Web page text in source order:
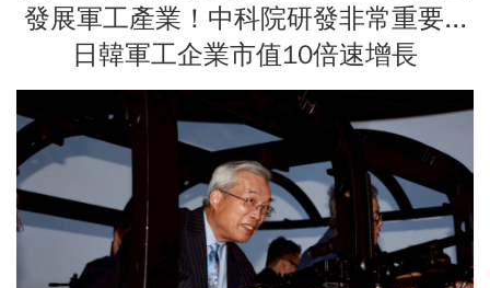
發展軍工產業！中科院研發非常重要...
日韓軍工企業市值10倍速增長